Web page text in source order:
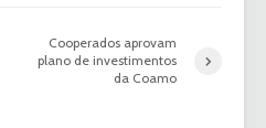
Cooperados aprovam
plano de investimentos
da Coamo